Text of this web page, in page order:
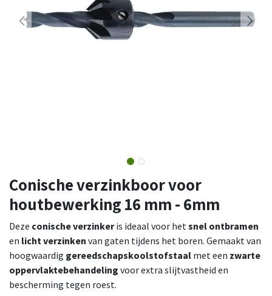
Conische verzinkboor voor
houtbewerking 16 mm - 6mm
Deze conische verzinkeris ideaal voor hetsnel ontbramen
en licht verzinken van gaten tijdens het boren. Gemaakt van
hoogwaardig gereedschapskoolstofstaal met een zwarte
oppervlaktebehandeling voor extra slijtvastheid en
bescherming tegen roest.